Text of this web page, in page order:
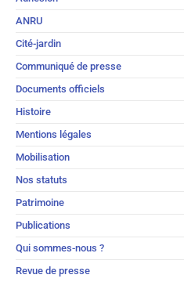
ANRU
Cité-jardin
Communiqué de presse
Documents officiels
Histoire
Mentions légales
Mobilisation
Nos statuts
Patrimoine
Publications
Qui sommes-nous ?
Revue de presse